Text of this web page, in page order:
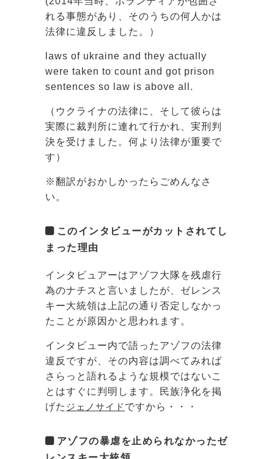
れる事態があり、そのうちの何人かは
法律に違反しました。）
laws of ukraine and they actually
were taken to count and got prison
sentences so law is above all.
（ウクライナの法律に、そして彼らは
実際に裁判所に連れて行かれ、実刑判
決を受けました。何より法律が重要で
す）
※翻訳がおかしかったらごめんなさ
い。
このインタビューがカットされてし
まった理由
インタビュアーはアゾフ大隊を残虐行
為のナチスと言いましたが、ゼレンス
キー大統領は上記の通り否定しなかっ
たことが原因かと思われます。
インタビュー内で語ったアゾフの法律
違反ですが、その内容は調べてみれば
さらっと語れるような規模ではないこ
とはすぐに判明します。民族浄化を掲
げた ジェノサイド ですから・・・
アゾフの暴虐を止められなかったゼ